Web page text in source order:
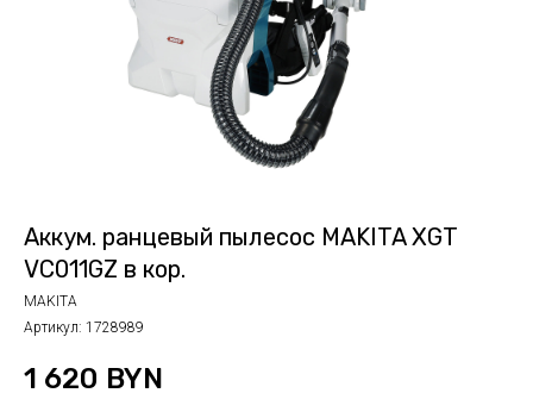
Аккум. ранцевый пылесос MAKITA XGT
VC011GZ в кор.
MAKITA
Артикул: 1728989
1 620 BYN